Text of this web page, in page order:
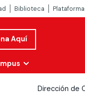
Biblioteca
Aquí
Dirección de